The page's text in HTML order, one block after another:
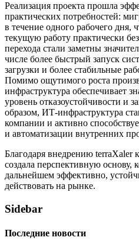
Реализация проекта прошла
практических потребностей:
в течение одного рабочего дня,
текущую работу практически
перехода стали заметны
числе более быстрый запуск
загрузки и более стабильные
Помимо ощутимого роста
инфраструктура обеспечивает
уровень отказоустойчивости и
образом, ИТ-инфраструктура
компании и активно
и автоматизации внутренних
Благодаря внедрению terraXaler
создала перспективную основу,
дальнейшем эффективно,
действовать на рынке.
Sidebar
Последние новости